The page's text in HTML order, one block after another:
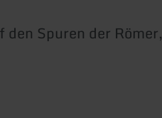
Spuren der Römer,